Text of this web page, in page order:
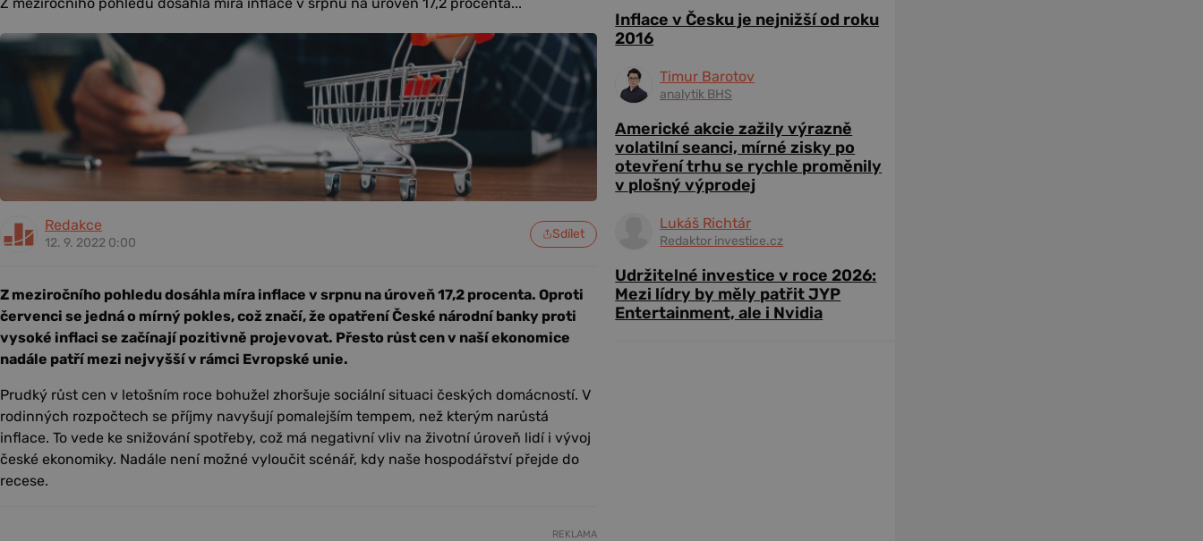
Redakce
12. 9. 2022 0:00
Sdílet
Z meziročního pohledu dosáhla míra inflace v srpnu na úroveň 17,2 procenta. Oproti
červenci se jedná o mírný pokles, což značí, že opatření České národní banky proti
vysoké inflaci se začínají pozitivně projevovat. Přesto růst cen v naší ekonomice
nadále patří mezi nejvyšší v rámci Evropské unie.
Prudký růst cen v letošním roce bohužel zhoršuje sociální situaci českých domácností. V
rodinných rozpočtech se příjmy navyšují pomalejším tempem, než kterým narůstá
inflace. To vede ke snižování spotřeby, což má negativní vliv na životní úroveň lidí i vývoj
české ekonomiky. Nadále není možné vyloučit scénář, kdy naše hospodářství přejde do
recese.
REKLAMA
Inflace v Česku je nejnižší od roku
2016
Timur Barotov
analytik BHS
Americké akcie zažily výrazně
volatilní seanci, mírné zisky po
otevření trhu se rychle proměnily
v plošný výprodej
Lukáš Richtár
Redaktor investice.cz
Udržitelné investice v roce 2026:
Mezi lídry by měly patřit JYP
Entertainment, ale i Nvidia